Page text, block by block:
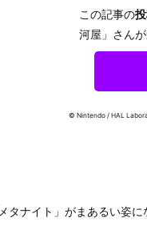
この記事の
河屋」さん
© Nintendo / HAL
タナイト」がまあるい姿に